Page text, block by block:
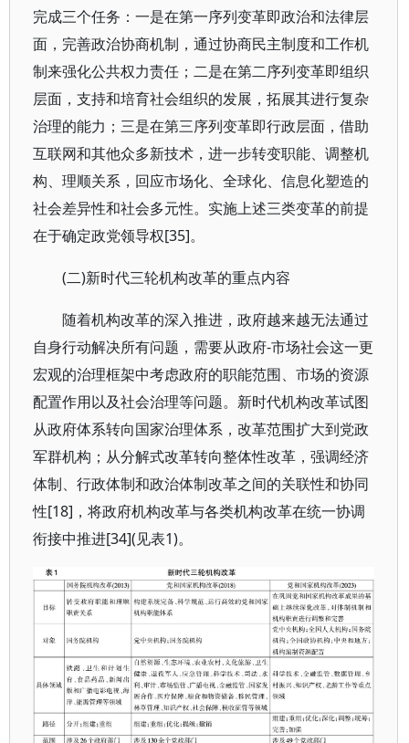
完成三个任务：一是在第一序列变革即政治和法律层
面，完善政治协商机制，通过协商民主制度和工作机
制来强化公共权力责任；二是在第二序列变革即组织
层面，支持和培育社会组织的发展，拓展其进行复杂
治理的能力；三是在第三序列变革即行政层面，借助
互联网和其他众多新技术，进一步转变职能、调整机
构、理顺关系，回应市场化、全球化、信息化塑造的
社会差异性和社会多元性。实施上述三类变革的前提
在于确定政党领导权[35]。
(二)新时代三轮机构改革的重点内容
随着机构改革的深入推进，政府越来越无法通过
自身行动解决所有问题，需要从政府-市场社会这一更
宏观的治理框架中考虑政府的职能范围、市场的资源
配置作用以及社会治理等问题。新时代机构改革试图
从政府体系转向国家治理体系，改革范围扩大到党政
军群机构；从分解式改革转向整体性改革，强调经济
体制、行政体制和政治体制改革之间的关联性和协同
性[18]，将政府机构改革与各类机构改革在统一协调
衔接中推进[34](见表1)。